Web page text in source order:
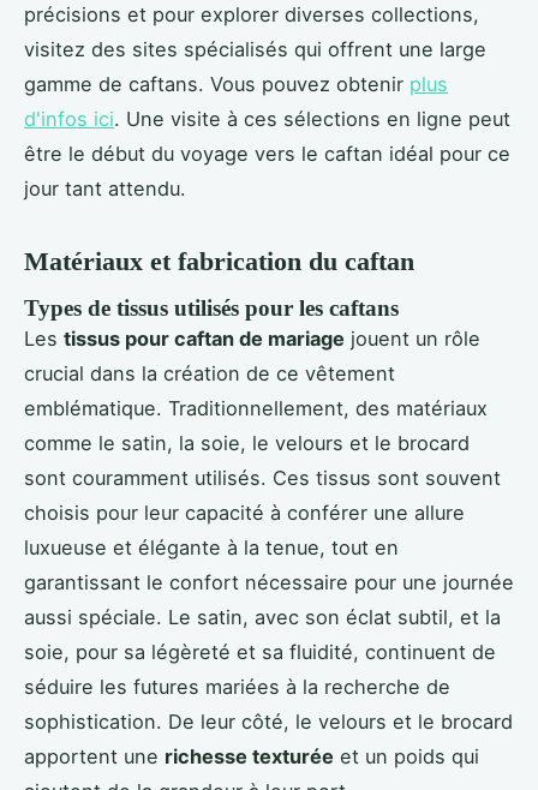
précisions et pour explorer diverses collections,
visitez des sites spécialisés qui offrent une large
gamme de caftans. Vous pouvez obtenir plus
d'infos ici. Une visite à ces sélections en ligne peut
être le début du voyage vers le caftan idéal pour ce
jour tant attendu.
Matériaux et fabrication du caftan
Types de tissus utilisés pour les caftans
Les tissus pour caftan de mariage jouent un rôle
crucial dans la création de ce vêtement
emblématique. Traditionnellement, des matériaux
comme le satin, la soie, le velours et le brocard
sont couramment utilisés. Ces tissus sont souvent
choisis pour leur capacité à conférer une allure
luxueuse et élégante à la tenue, tout en
garantissant le confort nécessaire pour une journée
aussi spéciale. Le satin, avec son éclat subtil, et la
soie, pour sa légèreté et sa fluidité, continuent de
séduire les futures mariées à la recherche de
sophistication. De leur côté, le velours et le brocard
apportent une richesse texturée et un poids qui